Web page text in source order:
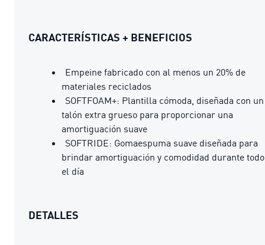
CARACTERÍSTICAS + BENEFICIOS
Empeine fabricado con al menos un 20% de
materiales reciclados
SOFTFOAM+: Plantilla cómoda, diseñada con un
talón extra grueso para proporcionar una
amortiguación suave
SOFTRIDE: Gomaespuma suave diseñada para
brindar amortiguación y comodidad durante todo
el día
DETALLES